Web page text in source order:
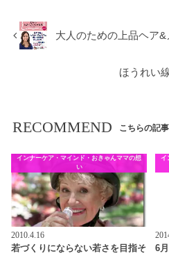
大人のための上品ヘア
ほうれい
RECOMMEND こちらの記
インナーケア・マインド・おきゃんママの想
い
2010.4.16
若づくりにならない若さを目指そ
イ
6